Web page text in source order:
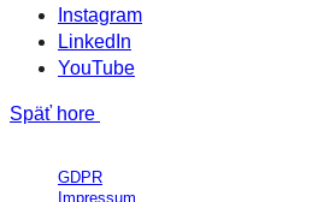
Instagram
LinkedIn
YouTube
Späť hore
GDPR
Impressum